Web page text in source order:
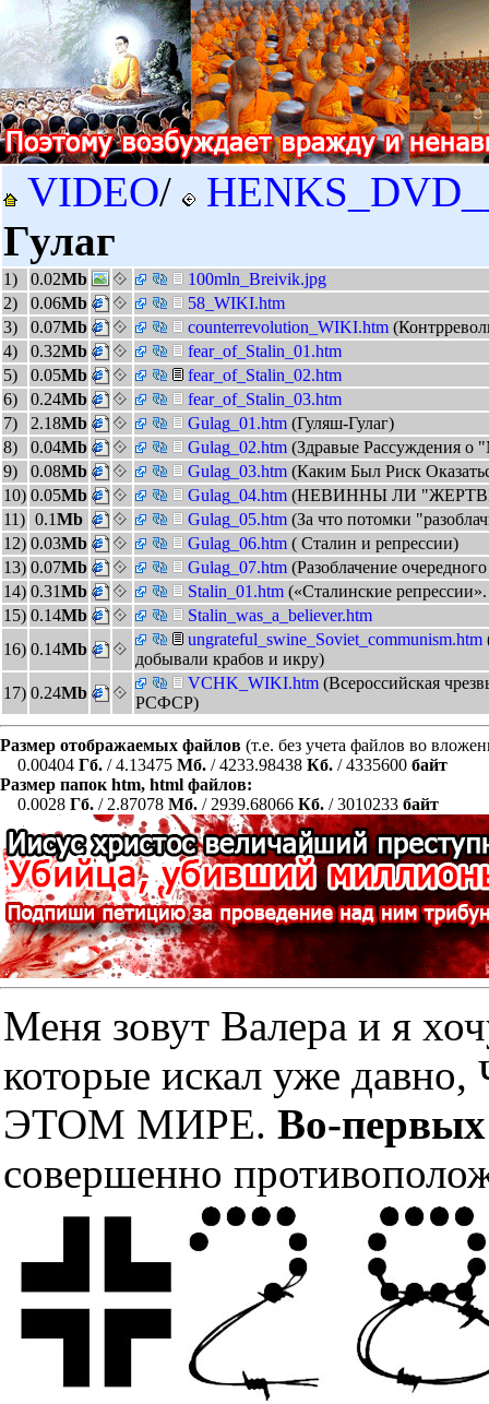
VIDEO/
Гулаг
1) 0.02Mb
100mln_Breivik.jpg
2)
0.06Mb
58_WIKI.htm
3)
0.07Mb counterrevolution_WIKI.htm
4)
0.32Mb
fear_of_Stalin_01.htm
5)
0.05Mb
fear_of_Stalin_02.htm
6)
0.24Mb
fear_of_Stalin_03.htm
7)
2.18Mb Gulag_01.htm (Гуляш-Гулаг)
8)
0.04Mb Gulag_02.htm (Здравые Рассуждения о
9)
0.08Mb Gulag_03.htm (Каким Был Риск
10) 0.05Mb Gulag_04.htm (НЕВИННЫ ЛИ
11) 0.1Mb Gulag_05.htm (За что потомки
12) 0.03Mb Gulag_06.htm ( Сталин и репрессии)
13) 0.07Mb Gulag_07.htm (Разоблачение
14) 0.31Mb Stalin_01.htm («Сталинские
15) 0.14Mb
Stalin_was_a_believer.htm
16) 0.14Mb
ungrateful_swine_Soviet_communism.htm
добывали крабов и икру)
17) 0.24Mb
VCHK_WIKI.htm (Всероссийская
РСФСР)
Размер отображаемых файлов (т.е. без учета файлов во
0.00404 Гб. / 4.13475 Мб. / 4233.98438 Кб. / 4335600 байт
Размер папок htm, html файлов:
0.0028 Гб. / 2.87078 Мб. / 2939.68066 Кб. / 3010233 байт
Меня зовут Валера и я
которые искал уже
ЭТОМ МИРЕ. Во-первых
совершенно